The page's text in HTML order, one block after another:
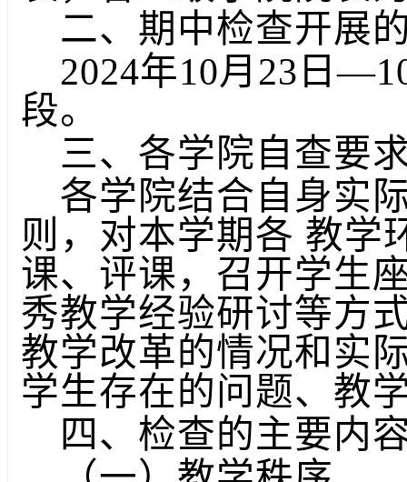
二、期中检查开展
2024年10月23日
段。
三、各学院自查要
各学院结合自身实
则，对本学期各 教学
课、评课，召开学生
秀教学经验研讨等方
教学改革的情况和实
学生存在的问题、教
四、检查的主要内